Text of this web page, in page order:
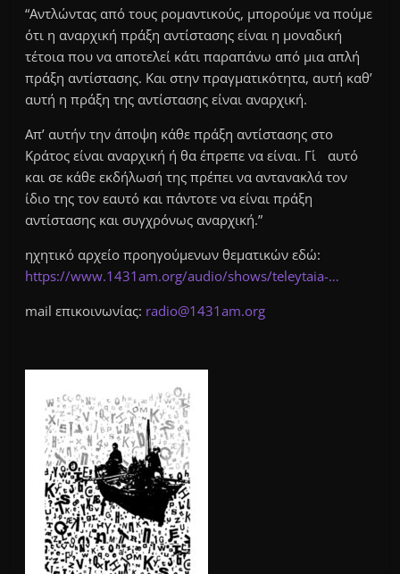
“Αντλώντας από τους ρομαντικούς, μπορούμε να πούμε
ότι η αναρχική πράξη αντίστασης είναι η μοναδική
τέτοια που να αποτελεί κάτι παραπάνω από μια απλή
πράξη αντίστασης. Και στην πραγματικότητα, αυτή καθ’
αυτή η πράξη της αντίστασης είναι αναρχική.
Απ’ αυτήν την άποψη κάθε πράξη αντίστασης στο
Κράτος είναι αναρχική ή θα έπρεπε να είναι. Γι΄ αυτό
και σε κάθε εκδήλωσή της πρέπει να αντανακλά τον
ίδιο της τον εαυτό και πάντοτε να είναι πράξη
αντίστασης και συγχρόνως αναρχική.”
ηχητικό αρχείο προηγούμενων θεματικών εδώ:
https://www.1431am.org/audio/shows/teleytaia-…
mail επικοινωνίας: radio@1431am.org